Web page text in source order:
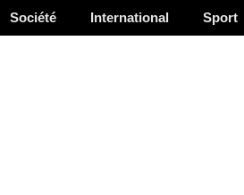
Société International Sport